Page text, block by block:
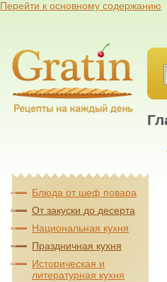
Перейти к основному содержанию
Блюда от шеф повара
От закуски до десерта
Национальная кухня
Праздничная кухня
Историческая и
литературная кухня